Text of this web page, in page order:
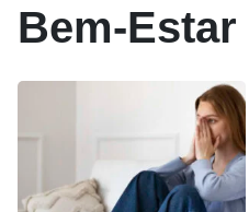
Bem-Estar